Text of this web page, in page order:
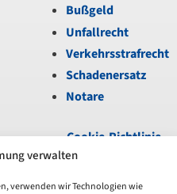
verwalten
verwenden wir Technologien wie
Bußgeld
Unfallrecht
Verkehrsstrafrecht
Schadenersatz
Notare
Cookie-Richtlinie
(EU)